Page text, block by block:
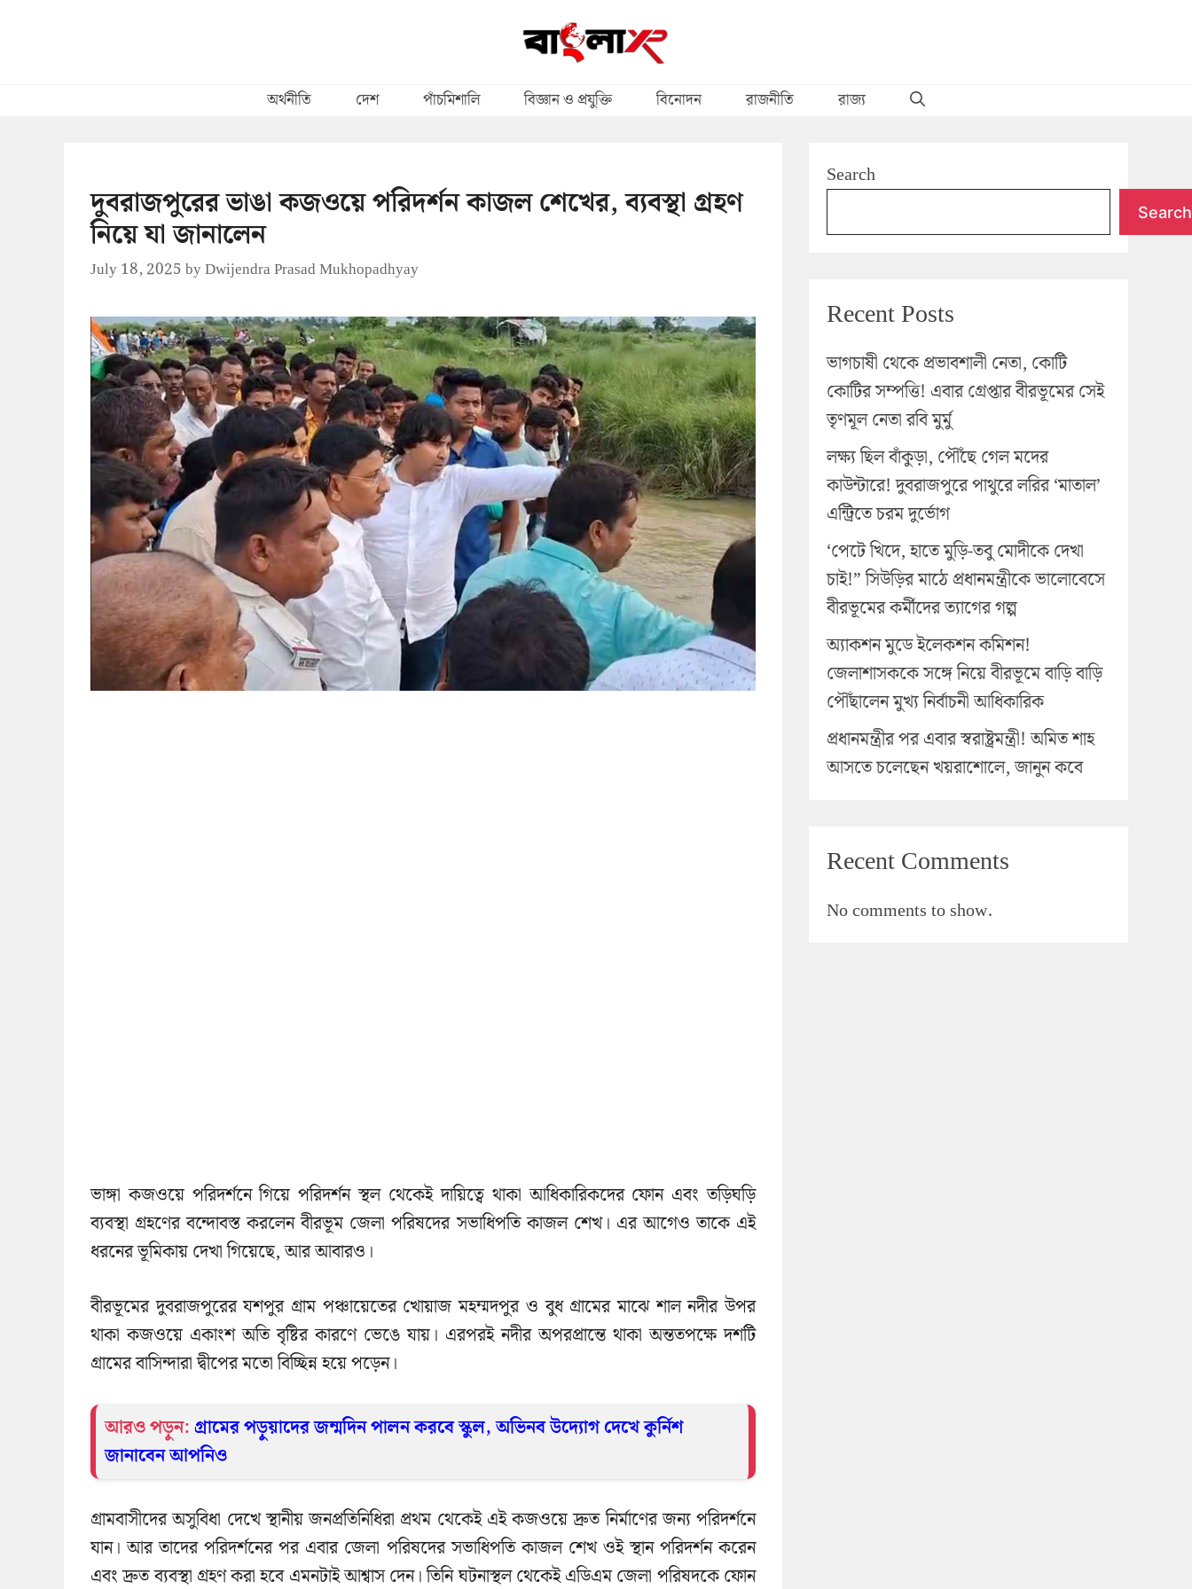
অর্থনীতি দেশ পাঁচমিশালি বিজ্ঞান ও প্রযুক্তি বিনোদন রাজনীতি রাজ্য
দুবরাজপুরের ভাঙা কজওয়ে পরিদর্শন কাজল শেখের, ব্যবস্থা গ্রহণ
নিয়ে যা জানালেন
July 18, 2025byDwijendra Prasad Mukhopadhyay
ভাঙ্গা কজওয়ে পরিদর্শনে গিয়ে পরিদর্শন স্থল থেকেই দায়িত্বে থাকা আধিকারিকদের ফোন এবং তড়িঘড়ি
ব্যবস্থা গ্রহণের বন্দোবস্ত করলেন বীরভূম জেলা পরিষদের সভাধিপতি কাজল শেখ। এর আগেও তাকে এই
ধরনের ভূমিকায় দেখা গিয়েছে, আর আবারও।
বীরভূমের দুবরাজপুরের যশপুর গ্রাম পঞ্চায়েতের খোয়াজ মহম্মদপুর ও বুধ গ্রামের মাঝে শাল নদীর উপর
থাকা কজওয়ে একাংশ অতি বৃষ্টির কারণে ভেঙে যায়। এরপরই নদীর অপরপ্রান্তে থাকা অন্ততপক্ষে দশটি
গ্রামের বাসিন্দারা দ্বীপের মতো বিচ্ছিন্ন হয়ে পড়েন।
আরও পড়ুন:গ্রামের পড়ুয়াদের জন্মদিন পালন করবে স্কুল, অভিনব উদ্যোগ দেখে কুর্নিশ
জানাবেন আপনিও
গ্রামবাসীদের অসুবিধা দেখে স্থানীয় জনপ্রতিনিধিরা প্রথম থেকেই এই কজওয়ে দ্রুত নির্মাণের জন্য পরিদর্শনে
যান। আর তাদের পরিদর্শনের পর এবার জেলা পরিষদের সভাধিপতি কাজল শেখ ওই স্থান পরিদর্শন করেন
এবং দ্রুত ব্যবস্থা গ্রহণ করা হবে এমনটাই আশ্বাস দেন। তিনি ঘটনাস্থল থেকেই এডিএম জেলা পরিষদকে ফোন
Search
Search
Recent Posts
ভাগচাষী থেকে প্রভাবশালী নেতা, কোটি
কোটির সম্পত্তি! এবার গ্রেপ্তার বীরভূমের সেই
তৃণমূল নেতা রবি মুর্মু
লক্ষ্য ছিল বাঁকুড়া, পৌঁছে গেল মদের
কাউন্টারে! দুবরাজপুরে পাথুরে লরির ‘মাতাল’
এন্ট্রিতে চরম দুর্ভোগ
‘পেটে খিদে, হাতে মুড়ি-তবু মোদীকে দেখা
চাই!” সিউড়ির মাঠে প্রধানমন্ত্রীকে ভালোবেসে
বীরভূমের কর্মীদের ত্যাগের গল্প
অ্যাকশন মুডে ইলেকশন কমিশন!
জেলাশাসককে সঙ্গে নিয়ে বীরভূমে বাড়ি বাড়ি
পৌঁছালেন মুখ্য নির্বাচনী আধিকারিক
প্রধানমন্ত্রীর পর এবার স্বরাষ্ট্রমন্ত্রী! অমিত শাহ
আসতে চলেছেন খয়রাশোলে, জানুন কবে
Recent Comments
No comments to show.